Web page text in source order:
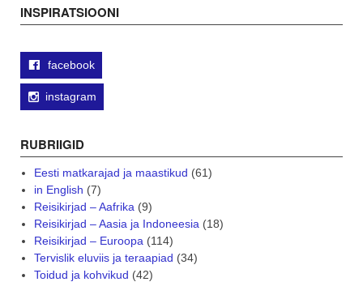
INSPIRATSIOONI
facebook
instagram
RUBRIIGID
Eesti matkarajad ja maastikud (61)
in English (7)
Reisikirjad – Aafrika (9)
Reisikirjad – Aasia ja Indoneesia (18)
Reisikirjad – Euroopa (114)
Tervislik eluviis ja teraapiad (34)
Toidud ja kohvikud (42)